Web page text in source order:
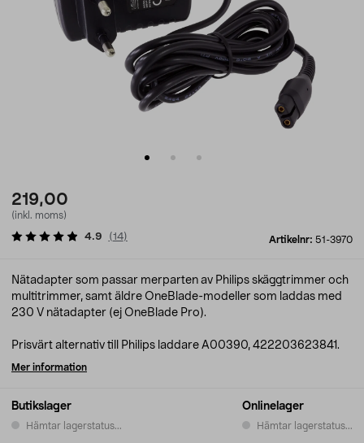
219,00
(inkl. moms)
Artikelnr: 51-3970
4.9 (14)
Butikslager
Hämtar lagerstatus...
Onlinelager
Hämtar lagerstatus...
Nätadapter som passar merparten av Philips skäggtrimmer och
multitrimmer, samt äldre OneBlade-modeller som laddas med
230 V nätadapter (ej OneBlade Pro).
Prisvärt alternativ till Philips laddare A00390, 422203623841.
Mer information